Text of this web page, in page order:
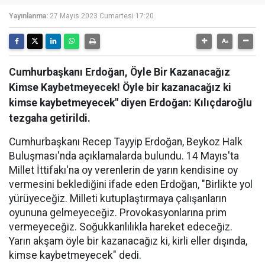
Yayınlanma: 27 Mayıs 2023 Cumartesi 17:20
Cumhurbaşkanı Erdoğan, Öyle Bir Kazanacağız
Kimse Kaybetmeyecek! Öyle bir kazanacağız ki
kimse kaybetmeyecek" diyen Erdoğan: Kılıçdaroğlu
tezgaha getirildi.
Cumhurbaşkanı Recep Tayyip Erdoğan, Beykoz Halk
Buluşması'nda açıklamalarda bulundu. 14 Mayıs'ta
Millet İttifakı'na oy verenlerin de yarın kendisine oy
vermesini beklediğini ifade eden Erdoğan, "Birlikte yol
yürüyeceğiz. Milleti kutuplaştırmaya çalışanların
oyununa gelmeyeceğiz. Provokasyonlarına prim
vermeyeceğiz. Soğukkanlılıkla hareket edeceğiz.
Yarın akşam öyle bir kazanacağız ki, kirli eller dışında,
kimse kaybetmeyecek" dedi.